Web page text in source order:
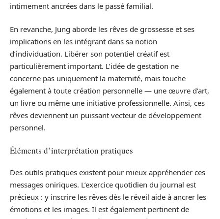
intimement ancrées dans le passé familial.
En revanche, Jung aborde les rêves de grossesse et ses
implications en les intégrant dans sa notion
d’individuation. Libérer son potentiel créatif est
particulièrement important. L’idée de gestation ne
concerne pas uniquement la maternité, mais touche
également à toute création personnelle — une œuvre d’art,
un livre ou même une initiative professionnelle. Ainsi, ces
rêves deviennent un puissant vecteur de développement
personnel.
Éléments d’interprétation pratiques
Des outils pratiques existent pour mieux appréhender ces
messages oniriques. L’exercice quotidien du journal est
précieux : y inscrire les rêves dès le réveil aide à ancrer les
émotions et les images. Il est également pertinent de